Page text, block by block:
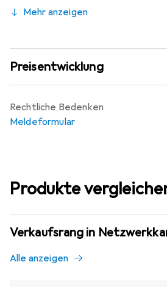
Mehr anzeigen
Preisentwicklung
Rechtliche Bedenken
Meldeformular
Produkte
Verkaufsrang in
Alle anzeigen